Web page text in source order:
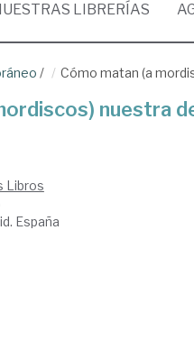
LIBRERÍAS
/ Cómo matan (a
nuestra
Libros
España